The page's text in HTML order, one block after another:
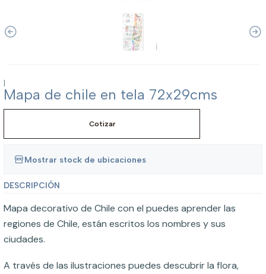
|
Mapa de chile en tela 72x29cms
Cotizar
Mostrar stock de ubicaciones
DESCRIPCIÓN
Mapa decorativo de Chile con el puedes aprender las
regiones de Chile, están escritos los nombres y sus
ciudades.
A través de las ilustraciones puedes descubrir la flora,